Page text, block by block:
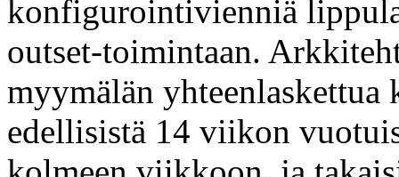
konfigurointivienniä
outset-toimintaan.
myymälän yhteenlaskettua
edellisistä 14 viikon